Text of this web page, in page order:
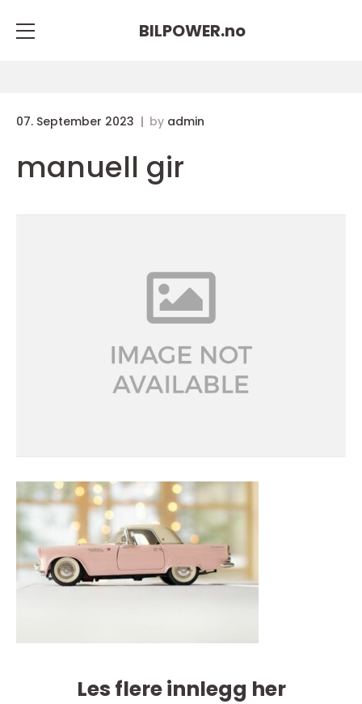
BILPOWER.no
07. September 2023 by admin
manuell gir
Les flere innlegg her